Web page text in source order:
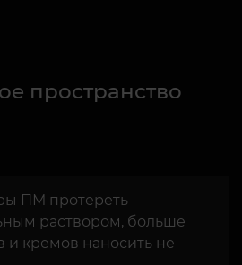
пространство
ПМ протереть
раствором, больше
и кремов наносить не